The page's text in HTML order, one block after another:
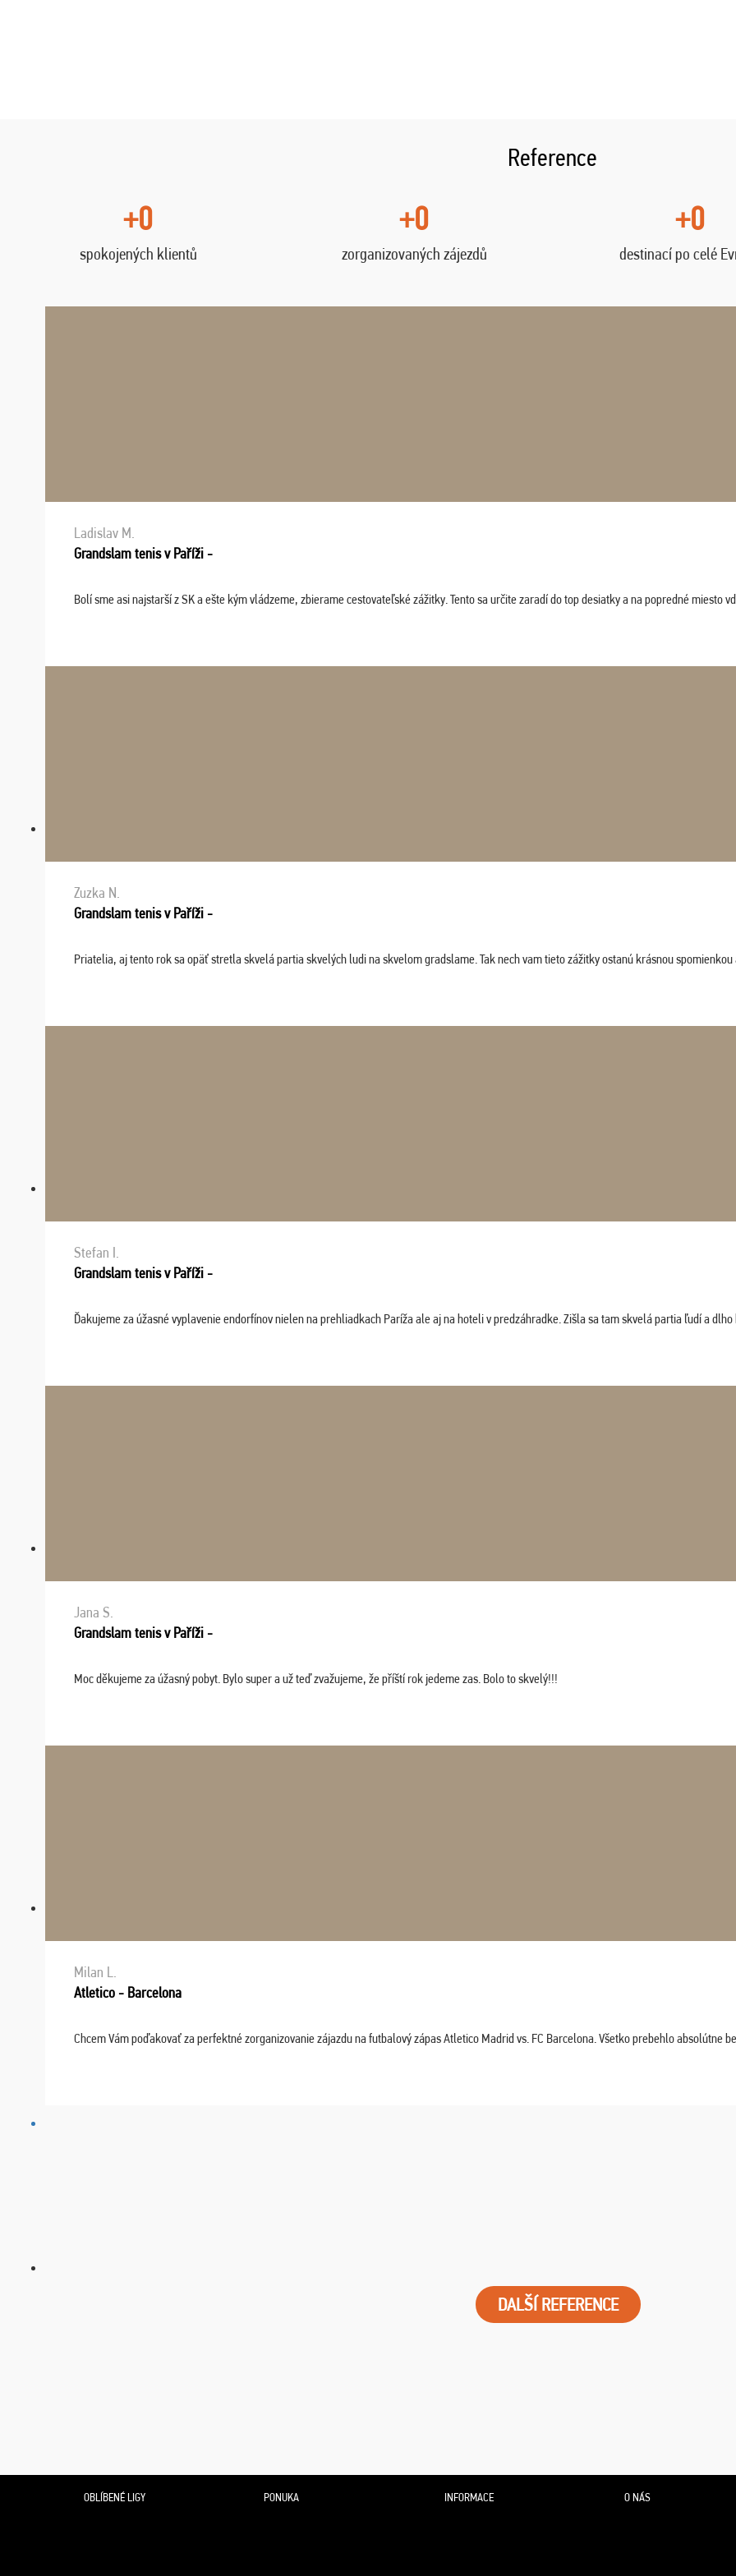
Reference
+0
spokojených klientů
+0
zorganizovaných zájezdů
+0
destinací po celé
Ladislav M.
Grandslam tenis v Paříži -
Bolí sme asi najstarší z SK a ešte kým vládzeme, zbierame cestovateľské zážitky. Tento sa určite zaradí do top desiatky a na popredné miesto
Zuzka N.
Grandslam tenis v Paříži -
Priatelia, aj tento rok sa opäť stretla skvelá partia skvelých ludi na skvelom gradslame. Tak nech vam tieto zážitky ostanú krásnou
Stefan I.
Grandslam tenis v Paříži -
Ďakujeme za úžasné vyplavenie endorfínov nielen na prehliadkach Paríža ale aj na hoteli v predzáhradke. Zišla sa tam skvelá partia ľudí a
Jana S.
Grandslam tenis v Paříži -
Moc děkujeme za úžasný pobyt. Bylo super a už teď zvažujeme, že příští rok jedeme zas. Bolo to skvelý!!!
Milan L.
Atletico - Barcelona
Chcem Vám poďakovať za perfektné zorganizovanie zájazdu na futbalový zápas Atletico Madrid vs. FC Barcelona. Všetko prebehlo absolútne
DALŠÍ REFERENCE
OBLÍBENÉ LIGY PONUKA INFORMACE O NÁS